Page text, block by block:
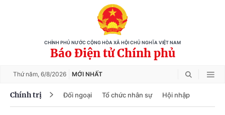
CHÍNH PHỦ NƯỚC CỘNG HÒA XÃ HỘI CHỦ NGHĨA VIỆT NAM
Báo Điện tử Chính phủ
Thứ năm, 6/8/2026 MỚI NHẤT
Chính trị Đối ngoại Tổ chức nhân sự Hội nhập